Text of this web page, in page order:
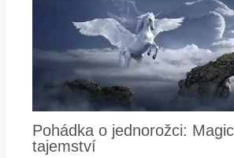
Pohádka o jednorožci:
tajemství